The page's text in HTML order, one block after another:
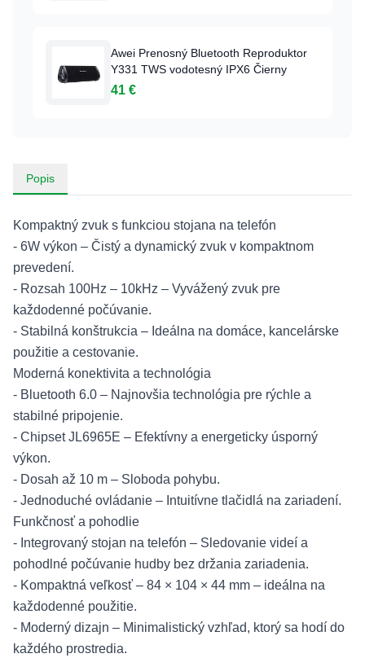
Awei Prenosný Bluetooth Reproduktor
Y331 TWS vodotesný IPX6 Čierny
41 €
Popis
Kompaktný zvuk s funkciou stojana na telefón
- 6W výkon – Čistý a dynamický zvuk v kompaktnom
prevedení.
- Rozsah 100Hz – 10kHz – Vyvážený zvuk pre
každodenné počúvanie.
- Stabilná konštrukcia – Ideálna na domáce, kancelárske
použitie a cestovanie.
Moderná konektivita a technológia
- Bluetooth 6.0 – Najnovšia technológia pre rýchle a
stabilné pripojenie.
- Chipset JL6965E – Efektívny a energeticky úsporný
výkon.
- Dosah až 10 m – Sloboda pohybu.
- Jednoduché ovládanie – Intuitívne tlačidlá na zariadení.
Funkčnosť a pohodlie
- Integrovaný stojan na telefón – Sledovanie videí a
pohodlné počúvanie hudby bez držania zariadenia.
- Kompaktná veľkosť – 84 × 104 × 44 mm – ideálna na
každodenné použitie.
- Moderný dizajn – Minimalistický vzhľad, ktorý sa hodí do
každého prostredia.